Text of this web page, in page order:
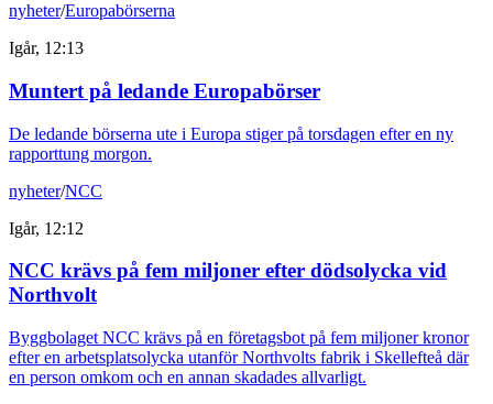
nyheter/Europabörserna
Igår, 12:13
Muntert på ledande Europabörser
De ledande börserna ute i Europa stiger på torsdagen efter en ny
rapporttung morgon.
nyheter/NCC
Igår, 12:12
NCC krävs på fem miljoner efter dödsolycka vid
Northvolt
Byggbolaget NCC krävs på en företagsbot på fem miljoner kronor
efter en arbetsplatsolycka utanför Northvolts fabrik i Skellefteå där
en person omkom och en annan skadades allvarligt.